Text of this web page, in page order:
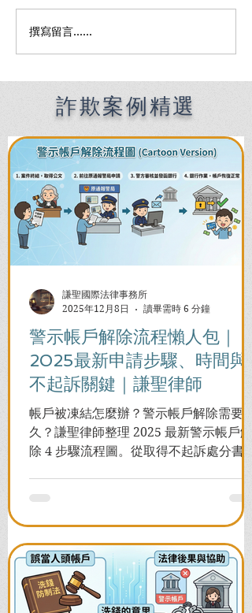
Premier English
Speaking Criminal
Filipinos in Taiwan:
Chien Sheng
International Law Firm
撰寫留言......
詐欺案例精選
警示帳戶解除流程懶人包｜
2025最新申請步驟、時間與
不起訴關鍵｜謙聖律師
帳戶被凍結怎麼辦？警示帳戶解除需要多
久？謙聖律師整理 2025 最新警示帳戶解
除 4 步驟流程圖。從取得不起訴處分書到
謙聖國際法律事務所
2025年12月8日
讀畢需時 6 分鐘